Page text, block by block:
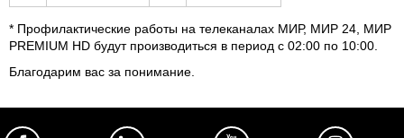
* Профилактические работы на телеканалах МИР, МИР 24, МИР
PREMIUM HD будут производиться в период с 02:00 по 10:00.
Благодарим вас за понимание.